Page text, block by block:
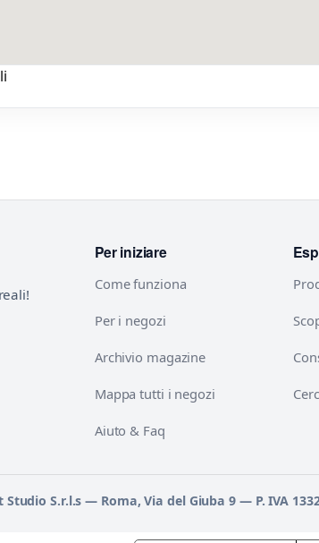
Per iniziare
Come funziona
Per i negozi
Archivio magazine
Mappa tutti i negozi
Aiuto & Faq
Studio S.r.l.s — Roma, Via del Giuba 9 — P. IVA